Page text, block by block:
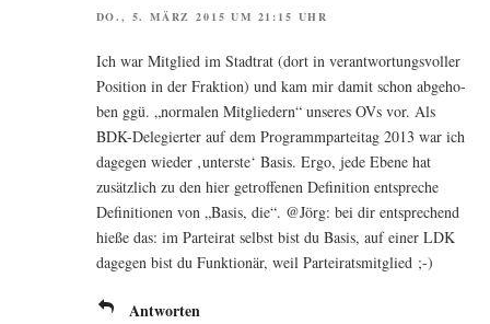
DO., 5. MÄRZ 2015 UM 21:15 UHR
Ich war Mit­glied im Stadt­rat (dort in ver­ant­wor­tungs­vol­ler
Posi­ti­on in der Frak­ti­on) und kam mir damit schon abge­ho­
ben ggü. „nor­ma­len Mit­glie­dern“ unse­res OVs vor. Als
BDK-Dele­gier­ter auf dem Pro­gramm­par­tei­tag 2013 war ich
dage­gen wie­der ‚unters­te‘ Basis. Ergo, jede Ebe­ne hat
zusätz­lich zu den hier getrof­fe­nen Defi­ni­ti­on ent­spre­che
Defi­ni­tio­nen von „Basis, die“. @Jörg: bei dir ent­spre­chend
hie­ße das: im Par­tei­rat selbst bist du Basis, auf einer LDK
dage­gen bist du Funk­tio­när, weil Parteiratsmitglied ;-)
Antworten